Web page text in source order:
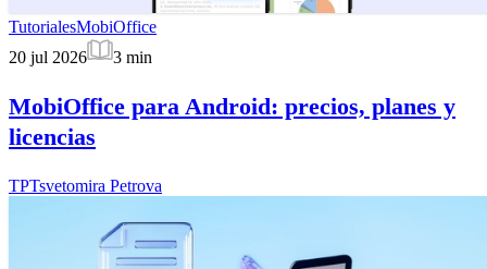
TutorialesMobiOffice
20 jul 2026
3 min
MobiOffice para Android: precios, planes y
licencias
TPTsvetomira Petrova